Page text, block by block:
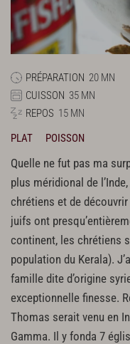
PRÉPARATION 20 MN
CUISSON 35 MN
REPOS 15 MN
PLAT
POISSON
Quelle ne fut pas ma
plus méridional de
chrétiens et de découvrir
juifs ont
continent, les chrétiens
population du Kerala).
famille dite d’origine
exceptionnelle finesse.
Thomas serait venu en
Gamma. Il y fonda 7